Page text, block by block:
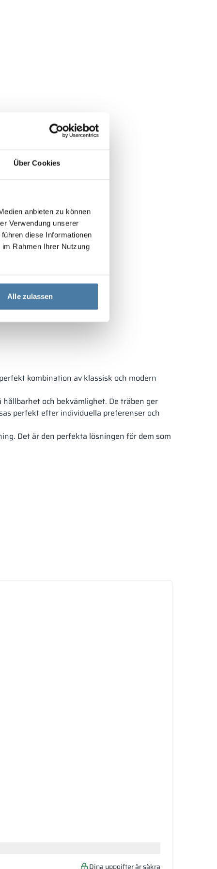
Über Cookies
anbieten zu können
Verwendung unserer
diese Informationen
Rahmen Ihrer Nutzung
Alle zulassen
kombination av klassisk och modern
och bekvämlighet. De träben ger
perfekt efter individuella preferenser och
Det är den perfekta lösningen för dem som
Dina uppgifter är säkra